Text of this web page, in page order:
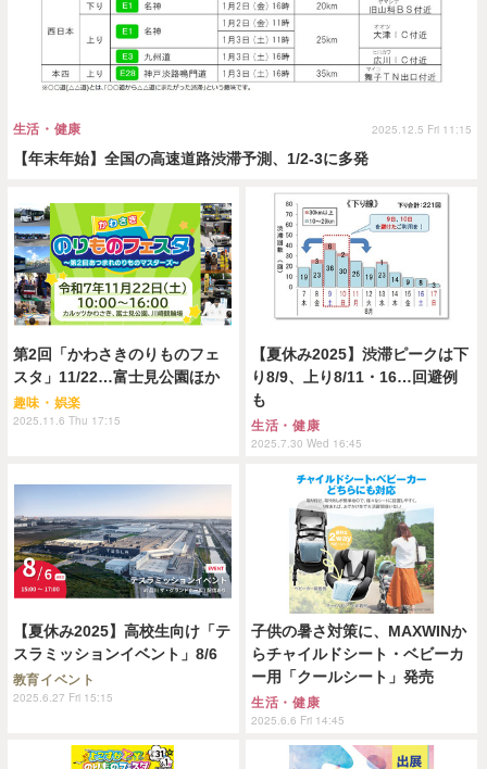
【年末年始】全国の高速道路渋滞予測、1/2-3に多発
生活・健康 2025.12.5 Fri 11:15
第2回「かわさきのりものフェ
スタ」11/22…富士見公園ほか
趣味・娯楽
2025.11.6 Thu 17:15
【夏休み2025】渋滞ピークは下
り8/9、上り8/11・16…回避例
も
生活・健康
2025.7.30 Wed 16:45
【夏休み2025】高校生向け「テ
スラミッションイベント」8/6
教育イベント
2025.6.27 Fri 15:15
子供の暑さ対策に、MAXWINか
らチャイルドシート・ベビーカ
ー用「クールシート」発売
生活・健康
2025.6.6 Fri 14:45